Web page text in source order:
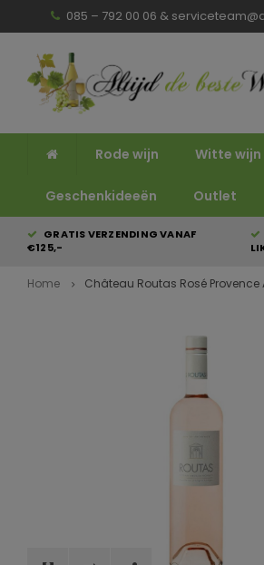
085 – 792 00 06 &
Rode wijn Witte wijn
Geschenkideeën Outlet
GRATIS VERZENDING VANAF
€125,-
Home Château Routas Rosé Provence